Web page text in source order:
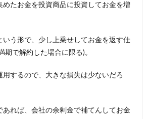
めたお金を投資商品に投資してお金を増
いう形で、少し上乗せしてお金を返す仕
期で解約した場合に限る)。
用するので、大きな損失は少ないだろ
あれば、会社の余剰金で補てんしてお金